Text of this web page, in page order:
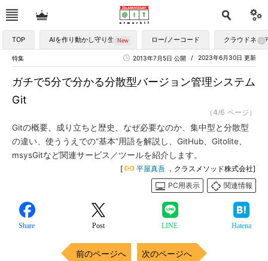
TOP AIを作り動かし守り生かす ロー/ノーコード クラウドネイ
特集 2023年6月30日 更新
2013年7月5日 公開
ガチで5分で分かる分散型バージョン管理システム
Git
（4/6 ページ）
Gitの概要、成り立ちと歴史、なぜ必要なのか、集中型と分散型
の違い、使ううえでの“基本”用語を解説し、GitHub、Gitolite、
msysGitなど関連サービス／ツールを紹介します。
[ 平屋真吾 ，クラスメソッド株式会社]
PC用表示
関連情報
Share Post LINE Hatena
前のページへ 次のページへ